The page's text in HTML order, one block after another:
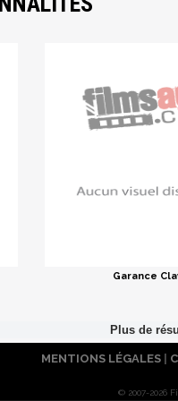
Garance
MENTIONS LÉGALES |
© 2007-2026